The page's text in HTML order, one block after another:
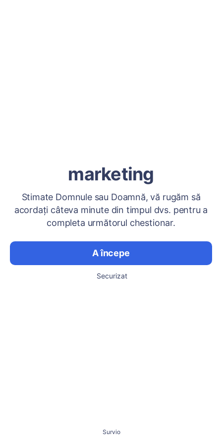
marketing
Stimate Domnule sau Doamnă, vă rugăm să
acordați câteva minute din timpul dvs. pentru a
completa următorul chestionar.
A începe
Securizat
Survio